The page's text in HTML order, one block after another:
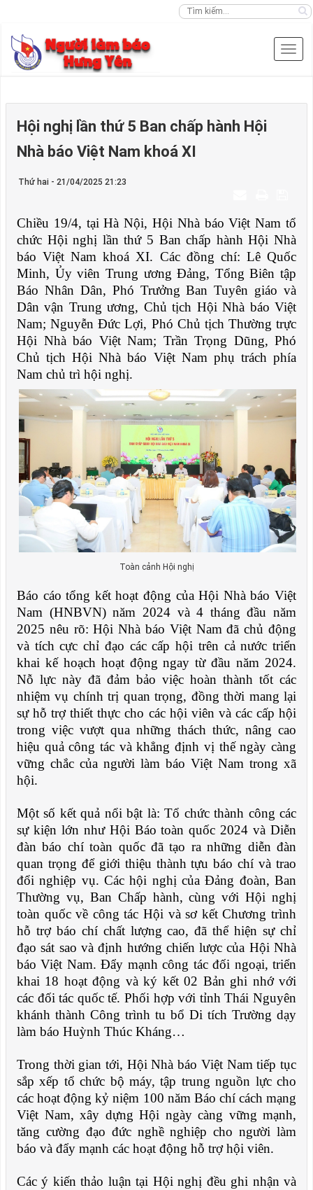
Hội nghị lần thứ 5 Ban chấp hành Hội
Nhà báo Việt Nam khoá XI
Thứ hai - 21/04/2025 21:23
Chiều 19/4, tại Hà Nội, Hội Nhà báo Việt Nam tổ
chức Hội nghị lần thứ 5 Ban chấp hành Hội Nhà
báo Việt Nam khoá XI. Các đồng chí: Lê Quốc
Minh, Ủy viên Trung ương Đảng, Tổng Biên tập
Báo Nhân Dân, Phó Trưởng Ban Tuyên giáo và
Dân vận Trung ương, Chủ tịch Hội Nhà báo Việt
Nam; Nguyễn Đức Lợi, Phó Chủ tịch Thường trực
Hội Nhà báo Việt Nam; Trần Trọng Dũng, Phó
Chủ tịch Hội Nhà báo Việt Nam phụ trách phía
Nam chủ trì hội nghị.
Toàn cảnh Hội nghị
Báo cáo tổng kết hoạt động của Hội Nhà báo Việt
Nam (HNBVN) năm 2024 và 4 tháng đầu năm
2025 nêu rõ: Hội Nhà báo Việt Nam đã chủ động
và tích cực chỉ đạo các cấp hội trên cả nước triển
khai kế hoạch hoạt động ngay từ đầu năm 2024.
Nỗ lực này đã đảm bảo việc hoàn thành tốt các
nhiệm vụ chính trị quan trọng, đồng thời mang lại
sự hỗ trợ thiết thực cho các hội viên và các cấp hội
trong việc vượt qua những thách thức, nâng cao
hiệu quả công tác và khẳng định vị thế ngày càng
vững chắc của người làm báo Việt Nam trong xã
hội.
Một số kết quả nổi bật là: Tổ chức thành công các
sự kiện lớn như Hội Báo toàn quốc 2024 và Diễn
đàn báo chí toàn quốc đã tạo ra những diễn đàn
quan trọng để giới thiệu thành tựu báo chí và trao
đổi nghiệp vụ. Các hội nghị của Đảng đoàn, Ban
Thường vụ, Ban Chấp hành, cùng với Hội nghị
toàn quốc về công tác Hội và sơ kết Chương trình
hỗ trợ báo chí chất lượng cao, đã thể hiện sự chỉ
đạo sát sao và định hướng chiến lược của Hội Nhà
báo Việt Nam. Đẩy mạnh công tác đối ngoại, triển
khai 18 hoạt động và ký kết 02 Bản ghi nhớ với
các đối tác quốc tế. Phối hợp với tỉnh Thái Nguyên
khánh thành Công trình tu bổ Di tích Trường dạy
làm báo Huỳnh Thúc Kháng…
Trong thời gian tới, Hội Nhà báo Việt Nam tiếp tục
sắp xếp tổ chức bộ máy, tập trung nguồn lực cho
các hoạt động kỷ niệm 100 năm Báo chí cách mạng
Việt Nam, xây dựng Hội ngày càng vững mạnh,
tăng cường đạo đức nghề nghiệp cho người làm
báo và đẩy mạnh các hoạt động hỗ trợ hội viên.
Các ý kiến thảo luận tại Hội nghị đều ghi nhận và